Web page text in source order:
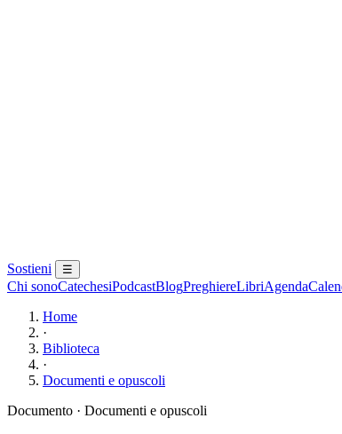
Sostieni ☰
Chi sonoCatechesiPodcastBlogPreghiereLibriAgenda
Home
·
Biblioteca
·
Documenti e opuscoli
Documento · Documenti e opuscoli